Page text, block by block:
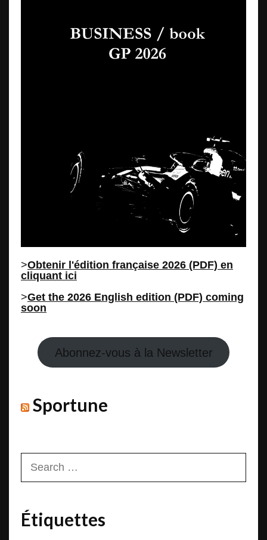
>Obtenir l'édition française 2026 (PDF) en
cliquant ici
>Get the 2026 English edition (PDF) coming
soon
Abonnez-vous à la Newsletter
Sportune
for:
Étiquettes